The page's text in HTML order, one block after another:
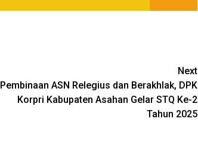
Next
Pembinaan ASN Relegius dan Berakhlak, DPK
Korpri Kabupaten Asahan Gelar STQ Ke-2
Tahun 2025